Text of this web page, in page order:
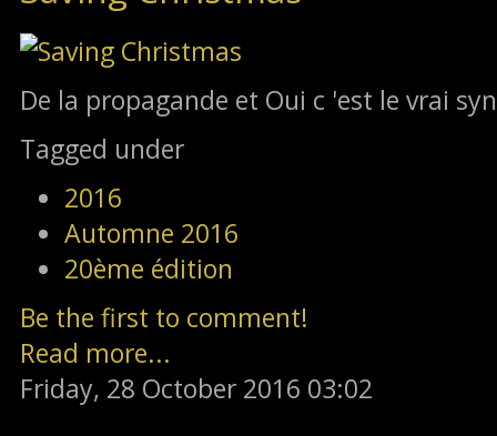
De la propagande et Oui c 'est le vrai
Tagged under
2016
Automne 2016
20ème édition
Be the first to comment!
Read more...
Friday, 28 October 2016 03:02